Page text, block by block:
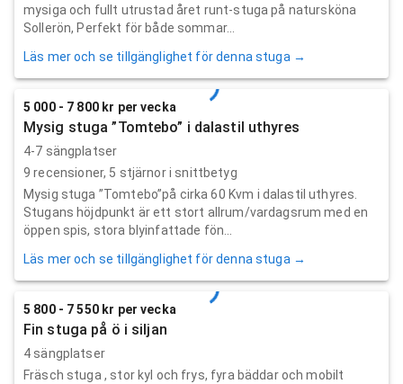
mysiga och fullt utrustad året runt-stuga på natursköna
Sollerön, Perfekt för både sommar...
Läs mer och se tillgänglighet för denna stuga →
5 000 - 7 800 kr per vecka
Mysig stuga ”Tomtebo” i dalastil uthyres
4-7 sängplatser
9 recensioner, 5 stjärnor i snittbetyg
Mysig stuga ”Tomtebo”på cirka 60 Kvm i dalastil uthyres.
Stugans höjdpunkt är ett stort allrum/vardagsrum med en
öppen spis, stora blyinfattade fön...
Läs mer och se tillgänglighet för denna stuga →
5 800 - 7 550 kr per vecka
Fin stuga på ö i siljan
4 sängplatser
Fräsch stuga , stor kyl och frys, fyra bäddar och mobilt